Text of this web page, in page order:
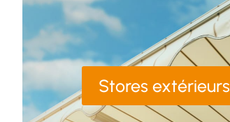
Stores extérieurs